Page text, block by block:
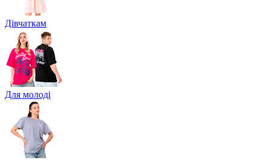
Дівчаткам
Для молоді